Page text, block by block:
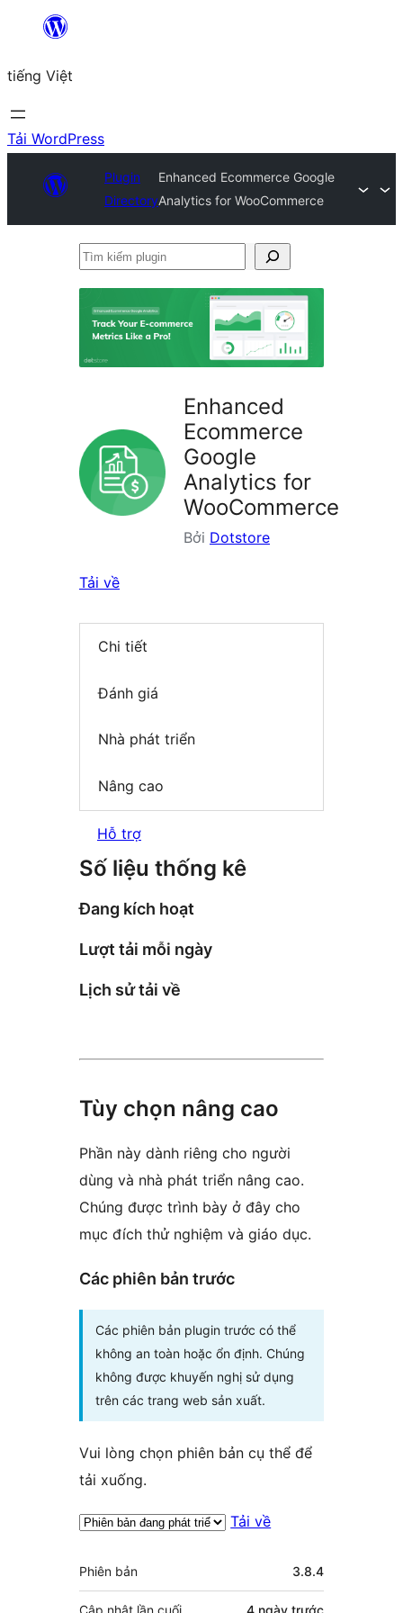
Chuyển
phần
nội
dung
tiếng Việt
Tải WordPress
Plugin
Directory
Enhanced Ecommerce Google
Analytics for WooCommerce
Tìm
plugin
Enhanced
Ecommerce
Google
Analytics for
WooCommerce
Bởi Dotstore
Tải về
Chi tiết
Đánh giá
Nhà phát triển
Nâng cao
Hỗ trợ
Số liệu thống kê
Đang kích hoạt
Lượt tải mỗi ngày
Lịch sử tải về
Tùy chọn nâng cao
Phần này dành riêng cho người
dùng và nhà phát triển nâng cao.
Chúng được trình bày ở đây cho
mục đích thử nghiệm và giáo dục.
Các phiên bản trước
Các phiên bản plugin trước có thể
không an toàn hoặc ổn định. Chúng
không được khuyến nghị sử dụng
trên các trang web sản xuất.
Vui lòng chọn phiên bản cụ thể để
tải xuống.
Tải về
Meta
Phiên bản 3.8.4